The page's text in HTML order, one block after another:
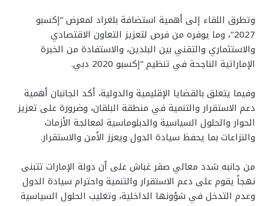
وتطرق اللقاء إلى أهمية استضافة بلغراد لمعرض “إكسبو
2027″، وما يوفره من فرص لتعزيز التعاون الاقتصادي
والاستثماري والتقني بين البلدين، والاستفادة من الخبرة
الإماراتية الناجحة في تنظيم “إكسبو 2020 دبي.
وفيما يتعلق بالقضايا الإقليمية والدولية، أكد الجانبان أهمية
دعم الاستقرار والتنمية في منطقة البلقان، وضرورة على تعزيز
الحوار والحلول السياسية والدبلوماسية لمعالجة الأزمات
والنزاعات بما يحفظ سيادة الدول ويعزز الأمن والاستقرار.
من جانبه شدد معالي صقر غباش على أن دولة الإمارات تتبنى
نهجاً يقوم على دعم الاستقرار والتنمية واحترام سيادة الدول
وعدم التدخل في شؤونها الداخلية، وتغليب الحلول السياسية